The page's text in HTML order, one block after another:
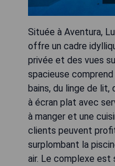
Située à Aventura,
offre un cadre
privée et des vues
spacieuse
bains, du linge de
à écran plat avec
à manger et une
clients peuvent
surplombant la
air. Le complexe est